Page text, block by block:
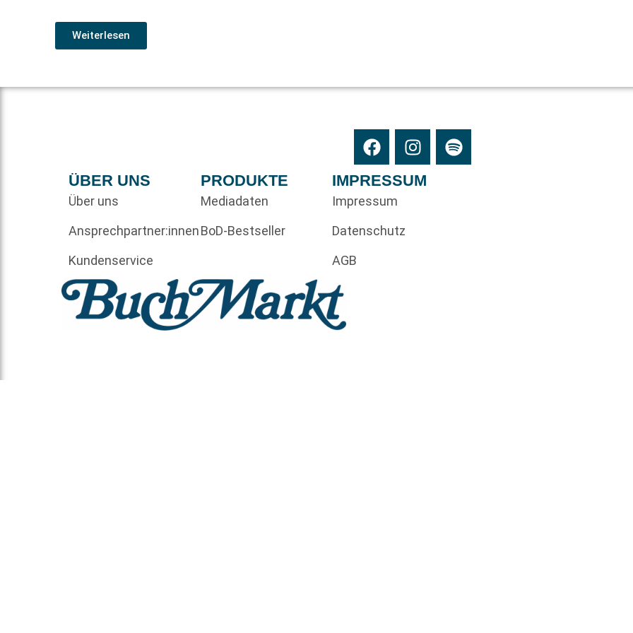
Weiterlesen
ÜBER UNS
Über uns
Ansprechpartner:innen
Kundenservice
PRODUKTE
Mediadaten
BoD-Bestseller
IMPRESSUM
Impressum
Datenschutz
AGB